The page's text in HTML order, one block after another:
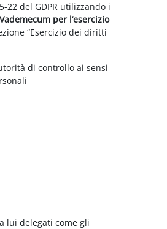
22 del GDPR utilizzando i
Vademecum per l’esercizio
“Esercizio dei diritti
di controllo ai sensi
lui delegati come gli